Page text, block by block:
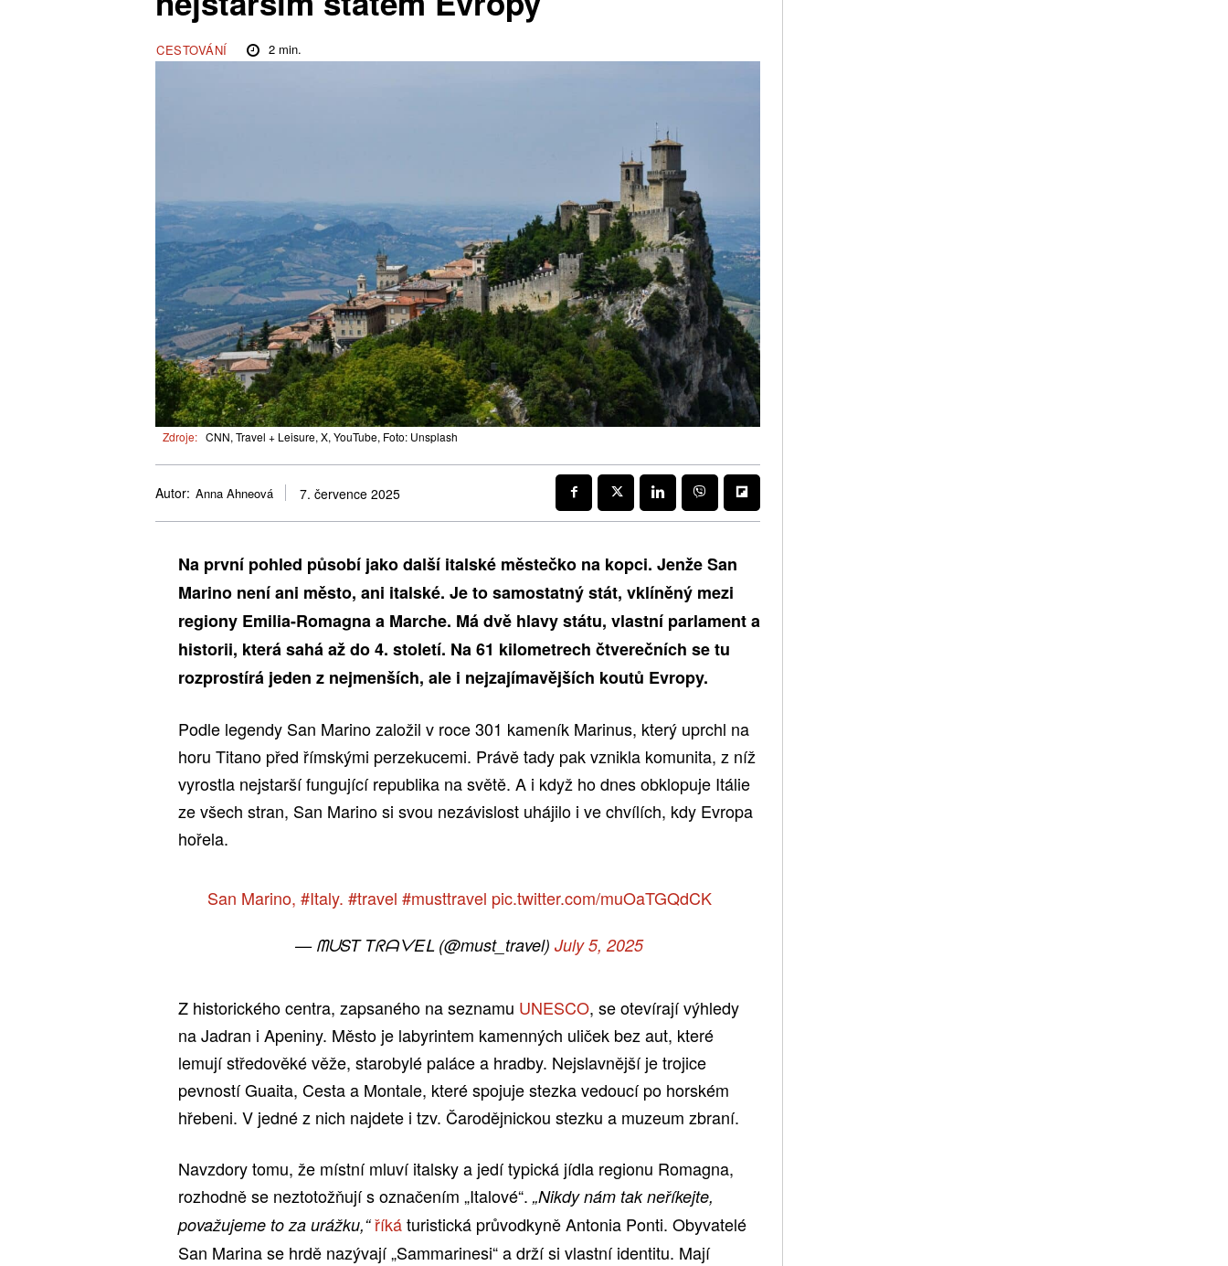
CESTOVÁNÍ 2min.
Zdroje: CNN, Travel + Leisure, X, YouTube, Foto: Unsplash
Autor: Anna Ahneová 7. července 2025
Na první pohled působí jako další italské městečko na kopci. Jenže San
Marino není ani město, ani italské. Je to samostatný stát, vklíněný mezi
regiony Emilia-Romagna a Marche. Má dvě hlavy státu, vlastní parlament a
historii, která sahá až do 4. století. Na 61 kilometrech čtverečních se tu
rozprostírá jeden z nejmenších, ale i nejzajímavějších koutů Evropy.
Podle legendy San Marino založil v roce 301 kameník Marinus, který uprchl na
horu Titano před římskými perzekucemi. Právě tady pak vznikla komunita, z níž
vyrostla nejstarší fungující republika na světě. A i když ho dnes obklopuje Itálie
ze všech stran, San Marino si svou nezávislost uhájilo i ve chvílích, kdy Evropa
hořela.
San Marino, #Italy. #travel #musttravel pic.twitter.com/muOaTGQdCK
— ᗰᑌST TᖇᗩᐯEᒪ (@must_travel)July 5, 2025
Z historického centra, zapsaného na seznamu UNESCO, se otevírají výhledy
na Jadran i Apeniny. Město je labyrintem kamenných uliček bez aut, které
lemují středověké věže, starobylé paláce a hradby. Nejslavnější je trojice
pevností Guaita, Cesta a Montale, které spojuje stezka vedoucí po horském
hřebeni. V jedné z nich najdete i tzv. Čarodějnickou stezku a muzeum zbraní.
Navzdory tomu, že místní mluví italsky a jedí typická jídla regionu Romagna,
rozhodně se neztotožňují s označením „Italové“. „Nikdy nám tak neříkejte,
považujeme to za urážku,“ říkáturistická průvodkyně Antonia Ponti. Obyvatelé
San Marina se hrdě nazývají „Sammarinesi“ a drží si vlastní identitu. Mají